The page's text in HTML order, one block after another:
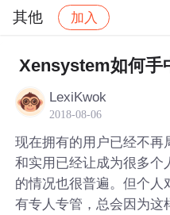
其他 加入
社区 其他 帖子详
Xensystem如何手
LexiKwok
2018-08-06
现在拥有的用户已经不再
和实用已经让成为很多个
的情况也很普遍。但个
有专人专管，总会因为这